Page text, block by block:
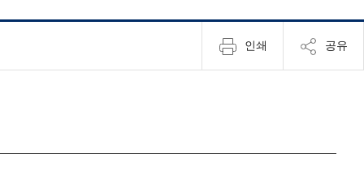
리
집
안
인쇄 공유